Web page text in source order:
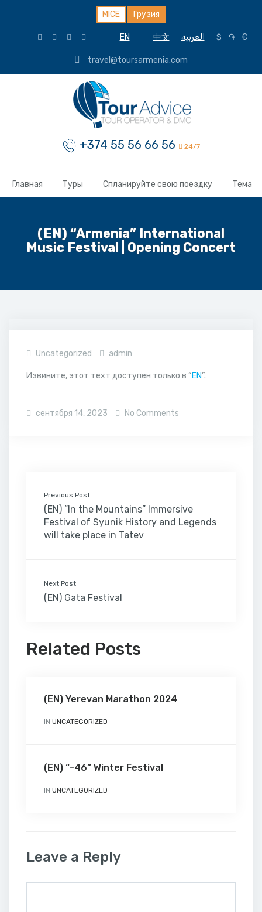
MICE Грузия
EN 中文 العربية $ ֏ €
travel@toursarmenia.com
+374 55 56 66 56 24/7
Главная Туры Спланируйте свою поездку Тема
(EN) “Armenia” International
Music Festival | Opening Concert
Uncategorized admin
Извините, этот техт доступен только в “EN”.
сентября 14, 2023 No Comments
Previous Post
(EN) ”In the Mountains” Immersive
Festival of Syunik History and Legends
will take place in Tatev
Next Post
(EN) Gata Festival
Related Posts
(EN) Yerevan Marathon 2024
IN UNCATEGORIZED
(EN) “-46” Winter Festival
IN UNCATEGORIZED
Leave a Reply